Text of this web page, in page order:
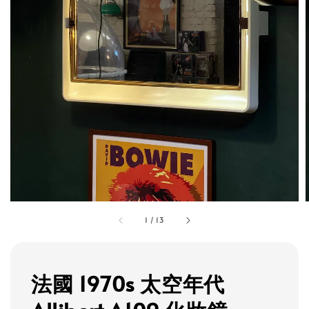
1 / 13
法國 1970s 太空年代